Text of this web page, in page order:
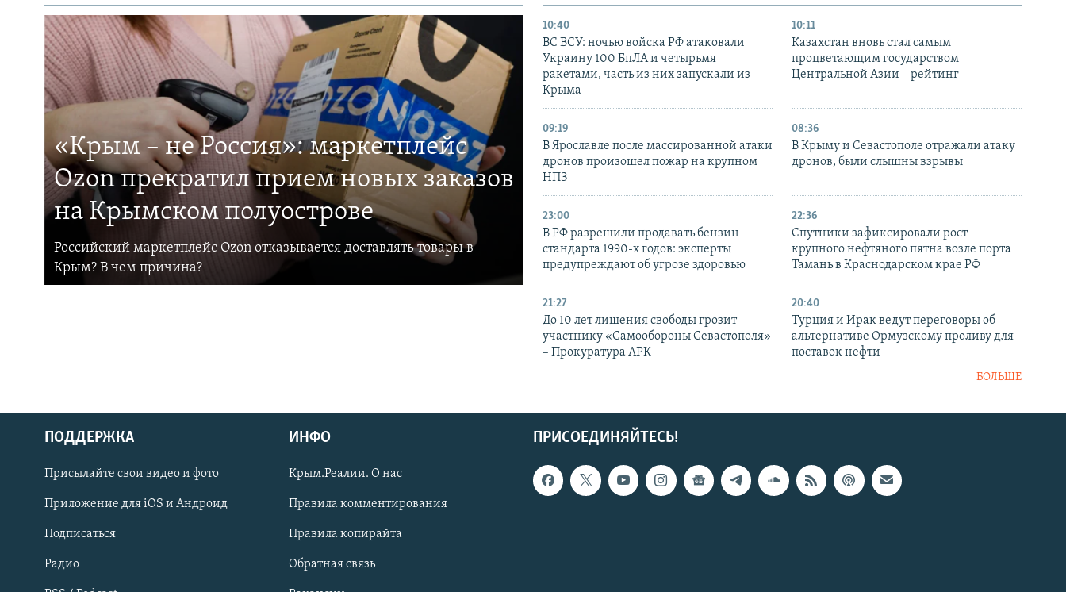
Українською
Qırımtatar
ПРИСОЕДИНЯЙТЕСЬ!
«Крым – не Россия»: маркетплейс
Ozon прекратил прием новых заказов
на Крымском полуострове
Российский маркетплейс Ozon отказывается доставлять товары в
Крым? В чем причина?
10:40
ВС ВСУ: ночью войска РФ атаковали
Украину 100 БпЛА и четырьмя
ракетами, часть из них запускали из
Крыма
10:11
Казахстан вновь стал самым
процветающим государством
Центральной Азии – рейтинг
09:19
В Ярославле после массированной атаки
дронов произошел пожар на крупном
НПЗ
08:36
В Крыму и Севастополе отражали атаку
дронов, были слышны взрывы
23:00
В РФ разрешили продавать бензин
стандарта 1990-х годов: эксперты
предупреждают об угрозе здоровью
22:36
Спутники зафиксировали рост
крупного нефтяного пятна возле порта
Тамань в Краснодарском крае РФ
21:27
До 10 лет лишения свободы грозит
участнику «Самообороны Севастополя»
– Прокуратура АРК
20:40
Турция и Ирак ведут переговоры об
альтернативе Ормузскому проливу для
поставок нефти
БОЛЬШЕ
ПРИСОЕДИНЯЙТЕСЬ!
ПОДДЕРЖКА
Присылайте свои видео и фото
Приложение для iOS и Андроид
Подписаться
Радио
ИНФО
Крым.Реалии. О нас
Правила комментирования
Правила копирайта
Обратная связь